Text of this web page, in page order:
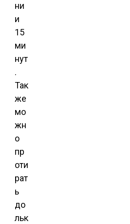
ни
и
15
ми
нут
.
Так
же
мо
жн
о
пр
оти
рат
ь
до
льк